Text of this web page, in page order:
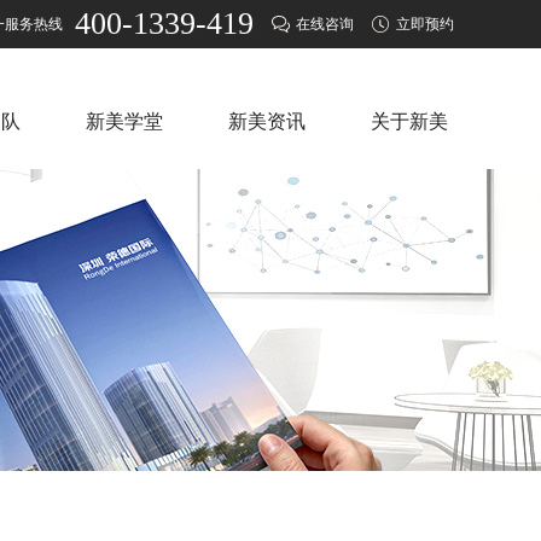
400-1339-419
服务热线 在线咨询 立即预约
新美学堂 新美资讯 关于新美